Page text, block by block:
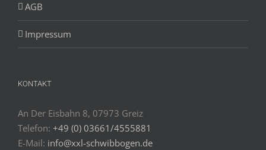
AGB
Impressum
KONTAKT
An Der Eisbahn 8, 07973 Greiz
Telefon: +49 (0) 03661/4555881
E-Mail: info@xxl-schwibbogen.de